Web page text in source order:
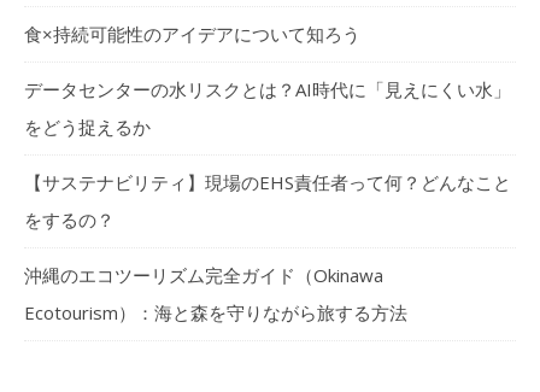
食×持続可能性のアイデアについて知ろう
データセンターの水リスクとは？AI時代に「見えにくい水」
をどう捉えるか
【サステナビリティ】現場のEHS責任者って何？どんなこと
をするの？
沖縄のエコツーリズム完全ガイド（Okinawa
Ecotourism）：海と森を守りながら旅する方法